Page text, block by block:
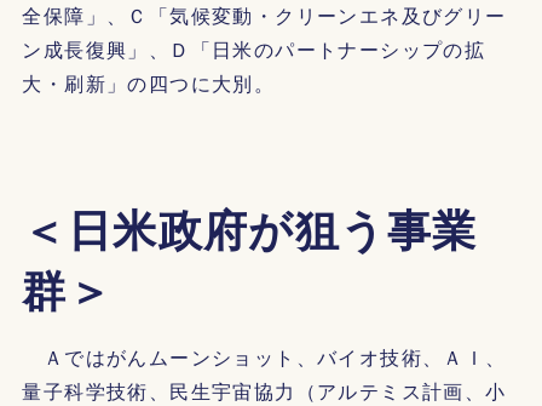
全保障」、Ｃ「気候変動・クリーンエネ及びグリー
ン成長復興」、Ｄ「日米のパートナーシップの拡
大・刷新」の四つに大別。
＜日米政府が狙う事業
群＞
Ａではがんムーンショット、バイオ技術、ＡＩ、
量子科学技術、民生宇宙協力（アルテミス計画、小